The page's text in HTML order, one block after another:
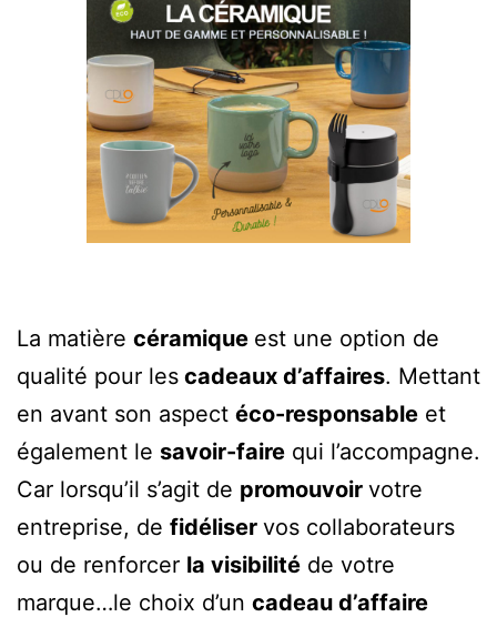
La matière céramique est une option de
qualité pour les cadeaux d’affaires. Mettant
en avant son aspect éco-responsable et
également le savoir-faire qui l’accompagne.
Car lorsqu’il s’agit de promouvoir votre
entreprise, de fidéliser vos collaborateurs
ou de renforcer la visibilité de votre
marque…le choix d’un cadeau d’affaire